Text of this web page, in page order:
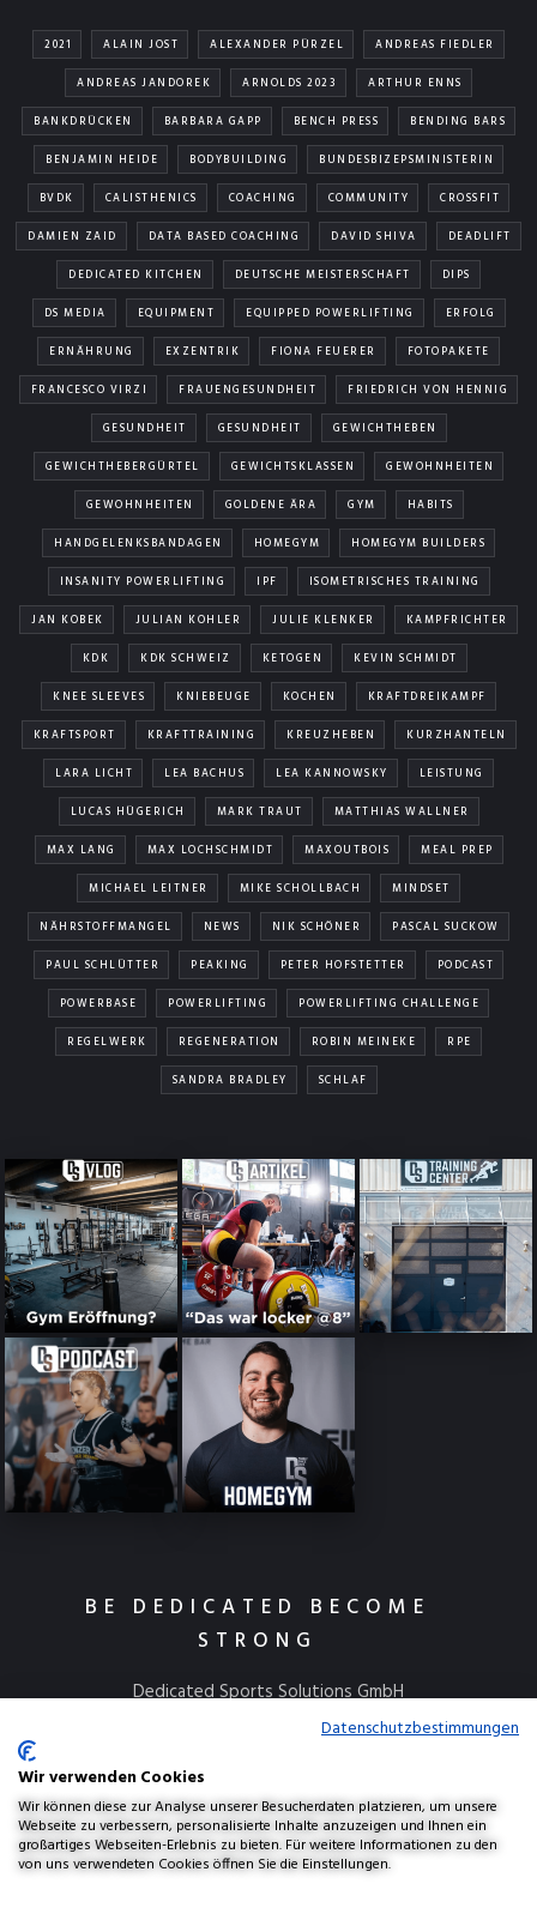
2021 ALAIN JOST ALEXANDER PÜRZEL ANDREAS FIEDLER
ANDREAS JANDOREK ARNOLDS 2023 ARTHUR ENNS
BANKDRÜCKEN BARBARA GAPP BENCH PRESS BENDING BARS
BENJAMIN HEIDE BODYBUILDING BUNDESBIZEPSMINISTERIN
BVDK CALISTHENICS COACHING COMMUNITY CROSSFIT
DAMIEN ZAID DATA BASED COACHING DAVID SHIVA DEADLIFT
DEDICATED KITCHEN DEUTSCHE MEISTERSCHAFT DIPS
DS MEDIA EQUIPMENT EQUIPPED POWERLIFTING ERFOLG
ERNÄHRUNG EXZENTRIK FIONA FEUERER FOTOPAKETE
FRANCESCO VIRZI FRAUENGESUNDHEIT FRIEDRICH VON HENNIG
GESUNDHEIT GESUNDHEIT GEWICHTHEBEN
GEWICHTHEBERGÜRTEL GEWICHTSKLASSEN GEWOHNHEITEN
GEWOHNHEITEN GOLDENE ÄRA GYM HABITS
HANDGELENKSBANDAGEN HOMEGYM HOMEGYM BUILDERS
INSANITY POWERLIFTING IPF ISOMETRISCHES TRAINING
JAN KOBEK JULIAN KOHLER JULIE KLENKER KAMPFRICHTER
KDK KDK SCHWEIZ KETOGEN KEVIN SCHMIDT
KNEE SLEEVES KNIEBEUGE KOCHEN KRAFTDREIKAMPF
KRAFTSPORT KRAFTTRAINING KREUZHEBEN KURZHANTELN
LARA LICHT LEA BACHUS LEA KANNOWSKY LEISTUNG
LUCAS HÜGERICH MARK TRAUT MATTHIAS WALLNER
MAX LANG MAX LOCHSCHMIDT MAXOUTBOIS MEAL PREP
MICHAEL LEITNER MIKE SCHOLLBACH MINDSET
NÄHRSTOFFMANGEL NEWS NIK SCHÖNER PASCAL SUCKOW
PAUL SCHLÜTTER PEAKING PETER HOFSTETTER PODCAST
POWERBASE POWERLIFTING POWERLIFTING CHALLENGE
REGELWERK REGENERATION ROBIN MEINEKE RPE
SANDRA BRADLEY SCHLAF
BE DEDICATED BECOME
STRONG
Dedicated Sports Solutions GmbH
Kulmbacher Straße 115
95445 BayreuthDatenschutzbestimmungen
Wir verwenden Cookies
Wir können diese zur Analyse unserer Besucherdaten platzieren, um unsere
Webseite zu verbessern, personalisierte Inhalte anzuzeigen und Ihnen ein
großartiges Webseiten-Erlebnis zu bieten. Für weitere Informationen zu den
von uns verwendeten Cookies öffnen Sie die Einstellungen.